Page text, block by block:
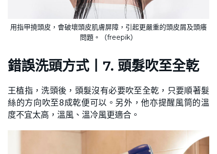
用指甲撓頭皮，會破壞頭皮肌膚屏障，引起更嚴重的頭皮屑及頭癢
問題。（freepik）
錯誤洗頭方式丨 7. 頭髮吹至全乾
王植指，洗頭後，頭髮沒有必要吹至全乾，只要順著髮
絲的方向吹至8成乾便可以。另外，他亦提醒風筒的溫
度不宜太高，溫風、溫冷風更適合。